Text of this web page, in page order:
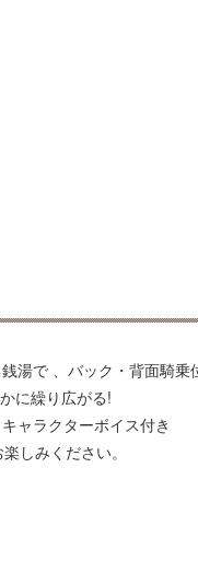
湯で 、バック・背面騎
に繰り広がる!
ャラクターボイス付き
しみください。